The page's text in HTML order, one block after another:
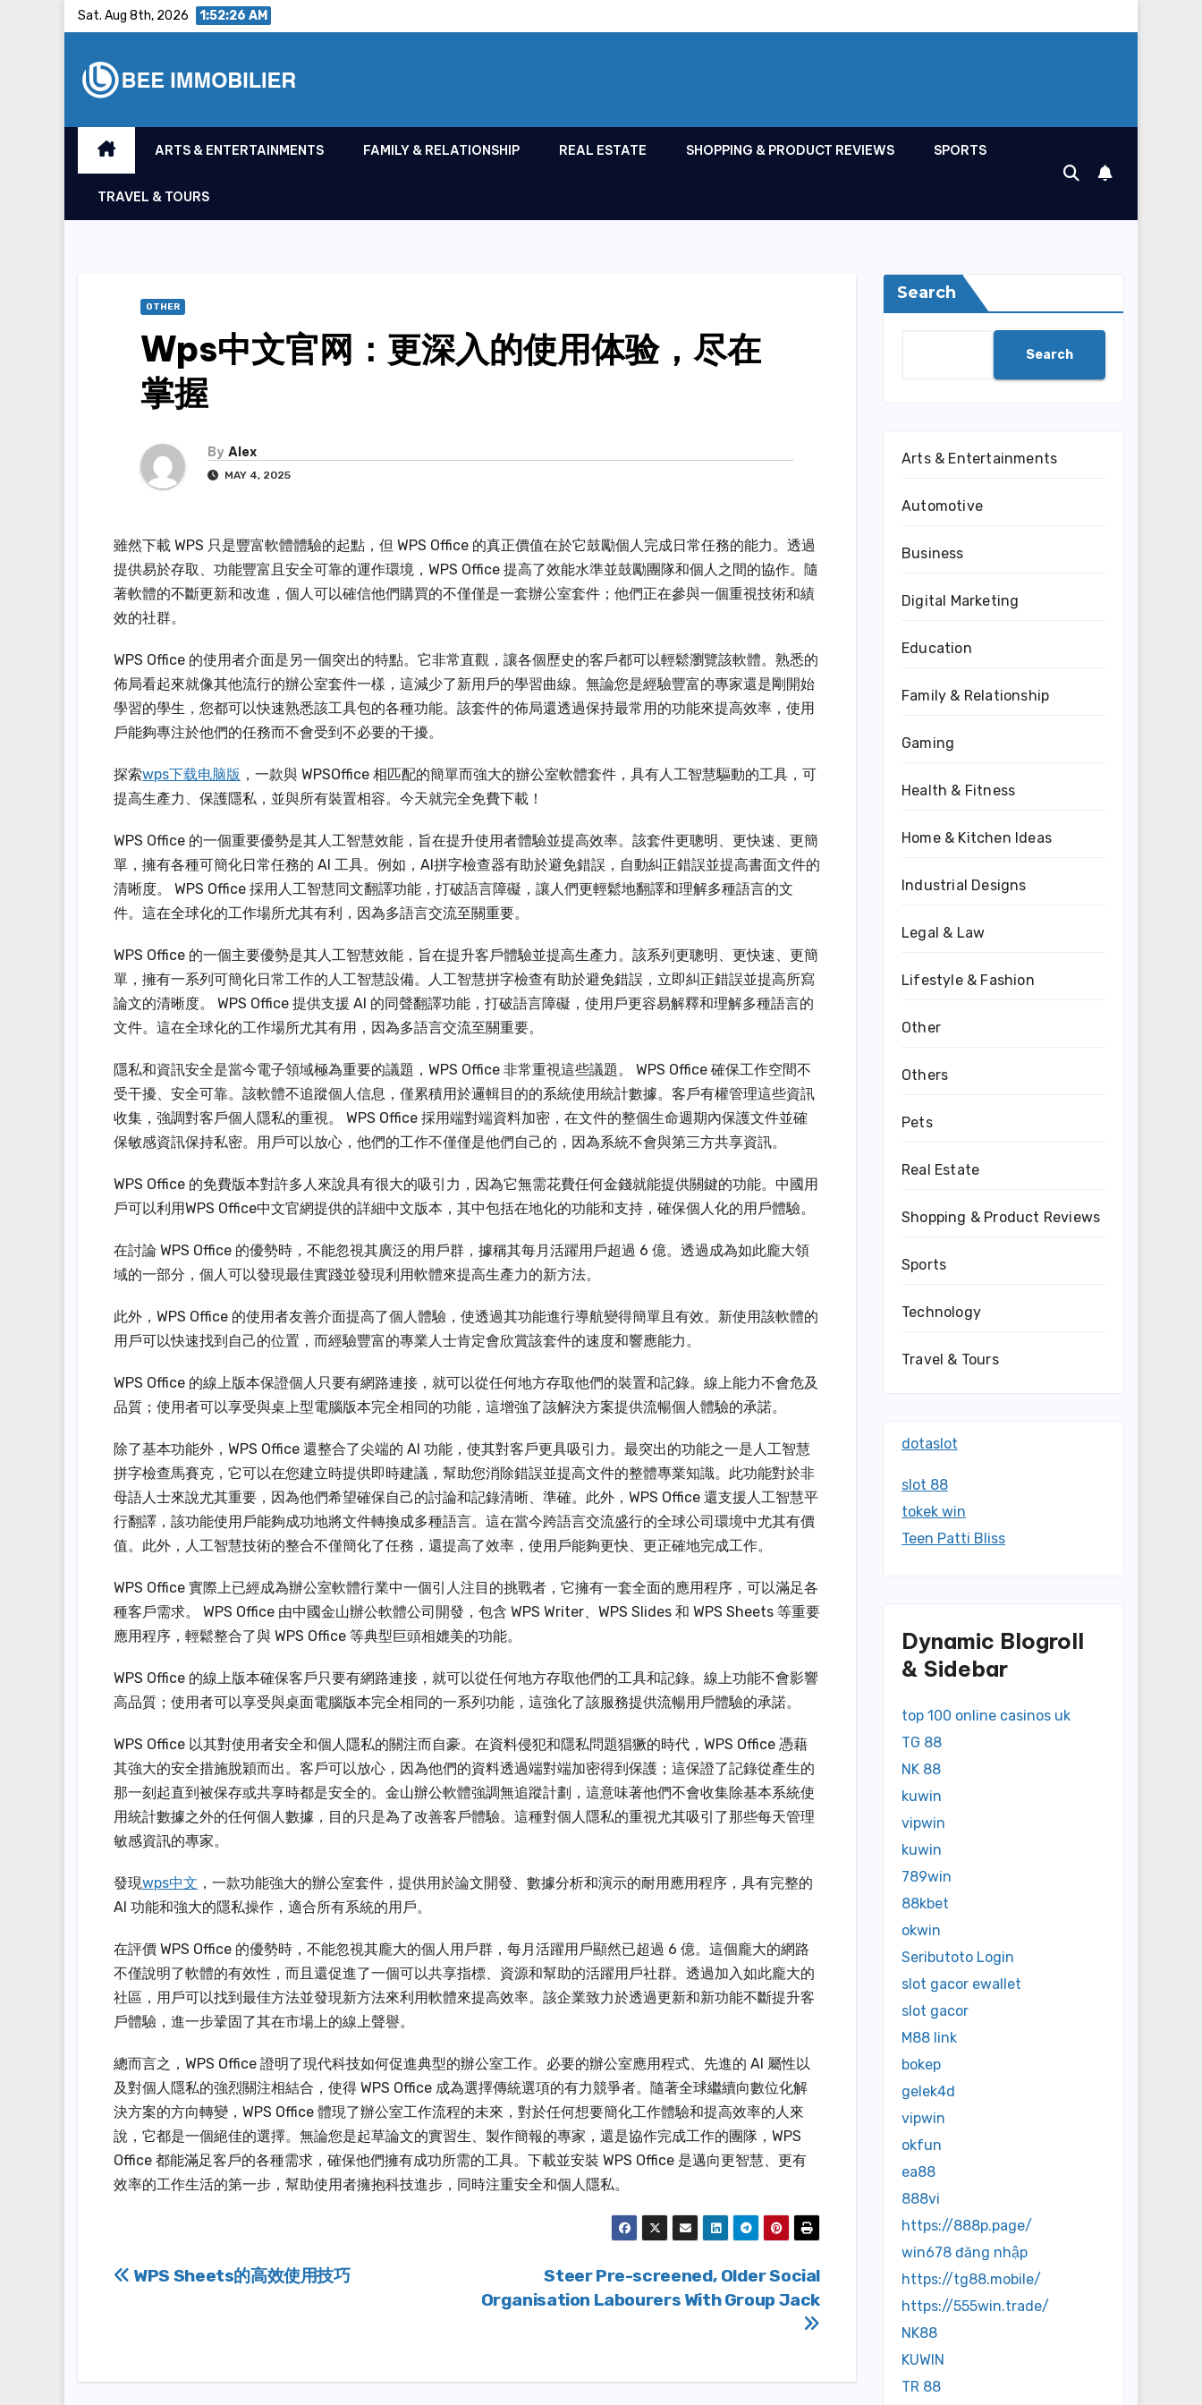
Sat. Aug 8th, 2026 1:52:27 AM
ARTS & ENTERTAINMENTS FAMILY & RELATIONSHIP REAL ESTATE SHOPPING & PRODUCT REVIEWS SPORTS
TRAVEL & TOURS
OTHER
Wps中文官网：更深入的使用体验，尽在
掌握
By Alex
MAY 4, 2025
雖然下載 WPS 只是豐富軟體體驗的起點，但 WPS Office 的真正價值在於它鼓勵個人完成日常任務的能力。透過
提供易於存取、功能豐富且安全可靠的運作環境，WPS Office 提高了效能水準並鼓勵團隊和個人之間的協作。隨
著軟體的不斷更新和改進，個人可以確信他們購買的不僅僅是一套辦公室套件；他們正在參與一個重視技術和績
效的社群。
WPS Office 的使用者介面是另一個突出的特點。它非常直觀，讓各個歷史的客戶都可以輕鬆瀏覽該軟體。熟悉的
佈局看起來就像其他流行的辦公室套件一樣，這減少了新用戶的學習曲線。無論您是經驗豐富的專家還是剛開始
學習的學生，您都可以快速熟悉該工具包的各種功能。該套件的佈局還透過保持最常用的功能來提高效率，使用
戶能夠專注於他們的任務而不會受到不必要的干擾。
探索wps下载电脑版 ，一款與 WPSOffice 相匹配的簡單而強大的辦公室軟體套件，具有人工智慧驅動的工具，可
提高生產力、保護隱私，並與所有裝置相容。今天就完全免費下載！
WPS Office 的一個重要優勢是其人工智慧效能，旨在提升使用者體驗並提高效率。該套件更聰明、更快速、更簡
單，擁有各種可簡化日常任務的 AI 工具。例如，AI拼字檢查器有助於避免錯誤，自動糾正錯誤並提高書面文件的
清晰度。 WPS Office 採用人工智慧同文翻譯功能，打破語言障礙，讓人們更輕鬆地翻譯和理解多種語言的文
件。這在全球化的工作場所尤其有利，因為多語言交流至關重要。
WPS Office 的一個主要優勢是其人工智慧效能，旨在提升客戶體驗並提高生產力。該系列更聰明、更快速、更簡
單，擁有一系列可簡化日常工作的人工智慧設備。人工智慧拼字檢查有助於避免錯誤，立即糾正錯誤並提高所寫
論文的清晰度。 WPS Office 提供支援 AI 的同聲翻譯功能，打破語言障礙，使用戶更容易解釋和理解多種語言的
文件。這在全球化的工作場所尤其有用，因為多語言交流至關重要。
隱私和資訊安全是當今電子領域極為重要的議題，WPS Office 非常重視這些議題。 WPS Office 確保工作空間不
受干擾、安全可靠。該軟體不追蹤個人信息，僅累積用於邏輯目的的系統使用統計數據。客戶有權管理這些資訊
收集，強調對客戶個人隱私的重視。 WPS Office 採用端對端資料加密，在文件的整個生命週期內保護文件並確
保敏感資訊保持私密。用戶可以放心，他們的工作不僅僅是他們自己的，因為系統不會與第三方共享資訊。
WPS Office 的免費版本對許多人來說具有很大的吸引力，因為它無需花費任何金錢就能提供關鍵的功能。中國用
戶可以利用WPS Office中文官網提供的詳細中文版本，其中包括在地化的功能和支持，確保個人化的用戶體驗。
在討論 WPS Office 的優勢時，不能忽視其廣泛的用戶群，據稱其每月活躍用戶超過 6 億。透過成為如此龐大領
域的一部分，個人可以發現最佳實踐並發現利用軟體來提高生產力的新方法。
此外，WPS Office 的使用者友善介面提高了個人體驗，使透過其功能進行導航變得簡單且有效。新使用該軟體的
用戶可以快速找到自己的位置，而經驗豐富的專業人士肯定會欣賞該套件的速度和響應能力。
WPS Office 的線上版本保證個人只要有網路連接，就可以從任何地方存取他們的裝置和記錄。線上能力不會危及
品質；使用者可以享受與桌上型電腦版本完全相同的功能，這增強了該解決方案提供流暢個人體驗的承諾。
除了基本功能外，WPS Office 還整合了尖端的 AI 功能，使其對客戶更具吸引力。最突出的功能之一是人工智慧
拼字檢查馬賽克，它可以在您建立時提供即時建議，幫助您消除錯誤並提高文件的整體專業知識。此功能對於非
母語人士來說尤其重要，因為他們希望確保自己的討論和記錄清晰、準確。此外，WPS Office 還支援人工智慧平
行翻譯，該功能使用戶能夠成功地將文件轉換成多種語言。這在當今跨語言交流盛行的全球公司環境中尤其有價
值。此外，人工智慧技術的整合不僅簡化了任務，還提高了效率，使用戶能夠更快、更正確地完成工作。
WPS Office 實際上已經成為辦公室軟體行業中一個引人注目的挑戰者，它擁有一套全面的應用程序，可以滿足各
種客戶需求。 WPS Office 由中國金山辦公軟體公司開發，包含 WPS Writer、WPS Slides 和 WPS Sheets 等重要
應用程序，輕鬆整合了與 WPS Office 等典型巨頭相媲美的功能。
WPS Office 的線上版本確保客戶只要有網路連接，就可以從任何地方存取他們的工具和記錄。線上功能不會影響
高品質；使用者可以享受與桌面電腦版本完全相同的一系列功能，這強化了該服務提供流暢用戶體驗的承諾。
WPS Office 以其對使用者安全和個人隱私的關注而自豪。在資料侵犯和隱私問題猖獗的時代，WPS Office 憑藉
其強大的安全措施脫穎而出。客戶可以放心，因為他們的資料透過端對端加密得到保護；這保證了記錄從產生的
那一刻起直到被保存或共享時都是安全的。金山辦公軟體強調無追蹤計劃，這意味著他們不會收集除基本系統使
用統計數據之外的任何個人數據，目的只是為了改善客戶體驗。這種對個人隱私的重視尤其吸引了那些每天管理
敏感資訊的專家。
發現wps中文 ，一款功能強大的辦公室套件，提供用於論文開發、數據分析和演示的耐用應用程序，具有完整的
AI 功能和強大的隱私操作，適合所有系統的用戶。
在評價 WPS Office 的優勢時，不能忽視其龐大的個人用戶群，每月活躍用戶顯然已超過 6 億。這個龐大的網路
不僅說明了軟體的有效性，而且還促進了一個可以共享指標、資源和幫助的活躍用戶社群。透過加入如此龐大的
社區，用戶可以找到最佳方法並發現新方法來利用軟體來提高效率。該企業致力於透過更新和新功能不斷提升客
戶體驗，進一步鞏固了其在市場上的線上聲譽。
總而言之，WPS Office 證明了現代科技如何促進典型的辦公室工作。必要的辦公室應用程式、先進的 AI 屬性以
及對個人隱私的強烈關注相結合，使得 WPS Office 成為選擇傳統選項的有力競爭者。隨著全球繼續向數位化解
決方案的方向轉變，WPS Office 體現了辦公室工作流程的未來，對於任何想要簡化工作體驗和提高效率的人來
說，它都是一個絕佳的選擇。無論您是起草論文的實習生、製作簡報的專家，還是協作完成工作的團隊，WPS
Office 都能滿足客戶的各種需求，確保他們擁有成功所需的工具。下載並安裝 WPS Office 是邁向更智慧、更有
效率的工作生活的第一步，幫助使用者擁抱科技進步，同時注重安全和個人隱私。
Post
Steer Pre-screened, Older Social
Organisation Labourers With Group Jack
WPS Sheets的高效使用技巧
Search
Search
Arts & Entertainments
Automotive
Business
Digital Marketing
Education
Family & Relationship
Gaming
Health & Fitness
Home & Kitchen Ideas
Industrial Designs
Legal & Law
Lifestyle & Fashion
Other
Others
Pets
Real Estate
Shopping & Product Reviews
Sports
Technology
Travel & Tours
dotaslot
slot 88
tokek win
Teen Patti Bliss
Dynamic Blogroll
& Sidebar
top 100 online casinos uk
TG 88
NK 88
kuwin
vipwin
kuwin
789win
88kbet
okwin
Seributoto Login
slot gacor ewallet
slot gacor
M88 link
bokep
gelek4d
vipwin
okfun
ea88
888vi
https://888p.page/
win678 đăng nhập
https://tg88.mobile/
https://555win.trade/
NK88
KUWIN
TR 88